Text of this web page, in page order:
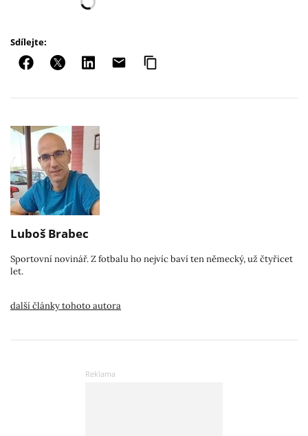
Sdílejte:
Luboš Brabec
Sportovní novinář. Z fotbalu ho nejvíc baví ten německý, už čtyřicet
let.
další články tohoto autora